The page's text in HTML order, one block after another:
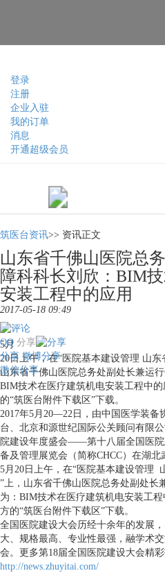
登录
注册
企业入驻
我的订单
消息
开通超级会员
筑医台资讯>> 资讯正文
山东省千佛山医院总
障科科长刘欣：BIM
安装工程中的应用
2017-05-18 09:49
分享
QQ
分享 微博分享
微信分享
5月
20日上午，在“医院基本建设管理 山东
山东省千佛山医院总务处副处长兼运
BIM技术在医疗建筑机电安装工程中
的“筑医台附件下载区”下载。
2017年5月20—22日，由中国医学装备
台、北京和源世纪国际公关顾问有限
院建设年度盛会——第十八届全国医
备及管理展览会（简称CHCC）在湖北
5月20日上午，在“医院基本建设管理
”上，山东省千佛山医院总务处副处长
为：BIM技术在医疗建筑机电安装工
方的“筑医台附件下载区”下载。
全国医院建设大会历经十余年的发展
大、规格最高、专业性最强，融学术
会。更多第18届全国医院建设大会精
http://news.zhuyitai.com/